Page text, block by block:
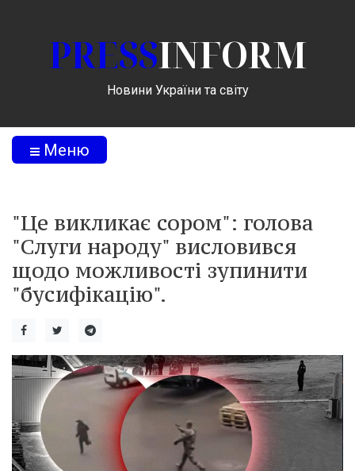
PRESSINFORM
Новини України та світу
Меню
"Це викликає сором": голова
"Слуги народу" висловився
щодо можливості зупинити
"бусифікацію".